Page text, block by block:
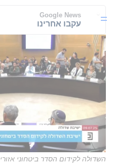
Google News
עקבו אחרינו
השדולה לקידום הסדר ביטחוני אזורי